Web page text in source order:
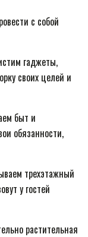
с собой
гаджеты,
своих целей и
быт и
обязанности,
трехэтажный
у гостей
растительная